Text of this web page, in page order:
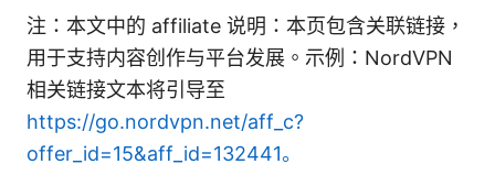
注：本文中的 affiliate 说明：本页包含关联链接，
用于支持内容创作与平台发展。示例：NordVPN
相关链接文本将引导至
https://go.nordvpn.net/aff_c?
offer_id=15&aff_id=132441。